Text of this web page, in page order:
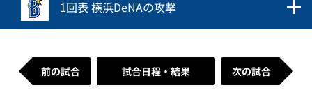
1回表 横浜DeNAの攻撃
前の試合 試合日程・結果 次の試合